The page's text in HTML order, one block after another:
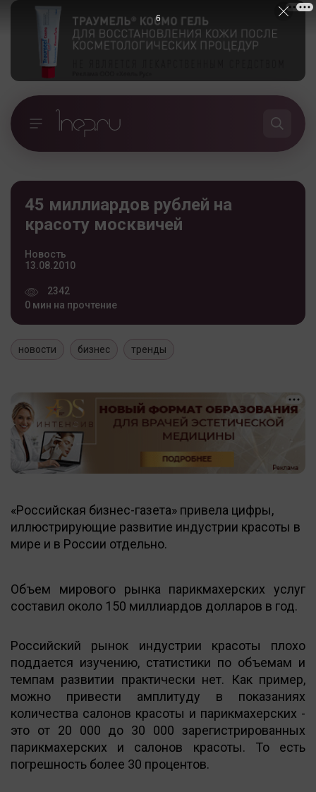
45 миллиардов рублей на
красоту москвичей
Новость
13.08.2010
2342
0 мин на прочтение
новости бизнес тренды
«Российская бизнес-газета» привела цифры,
иллюстрирующие развитие индустрии красоты в
мире и в России отдельно.
Объем мирового рынка парикмахерских услуг
составил около 150 миллиардов долларов в год.
Российский рынок индустрии красоты плохо
поддается изучению, статистики по объемам и
темпам развитии практически нет. Как пример,
можно привести амплитуду в показаниях
количества салонов красоты и парикмахерских -
это от 20 000 до 30 000 зарегистрированных
парикмахерских и салонов красоты. То есть
погрешность более 30 процентов.
5